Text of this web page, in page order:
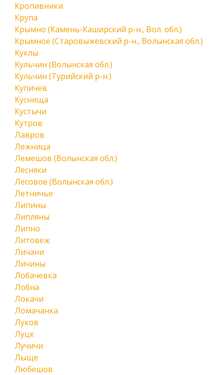
Кропивники
Крупа
Крымно (Камень-Каширский р-н., Вол. обл.)
Крымное (Старовыжевский р-н., Волынская обл.)
Куклы
Кульчин (Волынская обл.)
Кульчин (Турийский р-н.)
Купичев
Куснища
Кустычи
Кутров
Лавров
Лежница
Лемешов (Волынская обл.)
Лесняки
Лесовое (Волынская обл.)
Летничье
Липины
Липляны
Липно
Литовеж
Личани
Личины
Лобачевка
Лобна
Локачи
Ломачанка
Луков
Луцк
Лучичи
Лыще
Любешов